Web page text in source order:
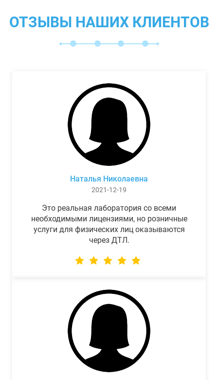
ОТЗЫВЫ НАШИХ КЛИЕНТОВ
Наталья Николаевна
2021-12-19
Это реальная лаборатория со всеми
необходимыми лицензиями, но розничные
услуги для физических лиц оказываются
через ДТЛ.